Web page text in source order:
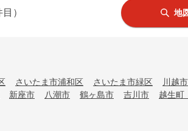
） 地
さいたま市浦和区 さいたま市緑区 川越市
新座市 八潮市 鶴ヶ島市 吉川市
越生町